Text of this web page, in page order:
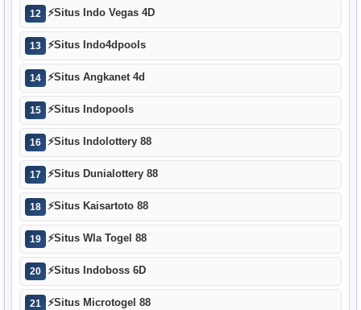
12 ⚡Situs Indo Vegas 4D
13 ⚡Situs Indo4dpools
14 ⚡Situs Angkanet 4d
15 ⚡Situs Indopools
16 ⚡Situs Indolottery 88
17 ⚡Situs Dunialottery 88
18 ⚡Situs Kaisartoto 88
19 ⚡Situs Wla Togel 88
20 ⚡Situs Indoboss 6D
21 ⚡Situs Microtogel 88